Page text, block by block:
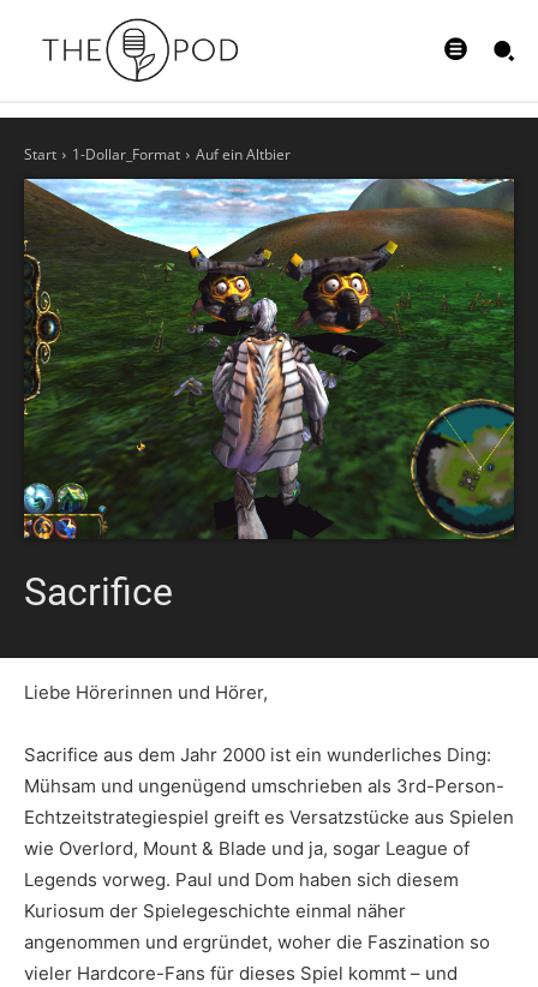
Start 1-Dollar_Format Auf ein Altbier
Sacrifice
Liebe Hörerinnen und Hörer,
Sacrifice aus dem Jahr 2000 ist ein wunderliches Ding:
Mühsam und ungenügend umschrieben als 3rd-Person-
Echtzeitstrategiespiel greift es Versatzstücke aus Spielen
wie Overlord, Mount & Blade und ja, sogar League of
Legends vorweg. Paul und Dom haben sich diesem
Kuriosum der Spielegeschichte einmal näher
angenommen und ergründet, woher die Faszination so
vieler Hardcore-Fans für dieses Spiel kommt – und